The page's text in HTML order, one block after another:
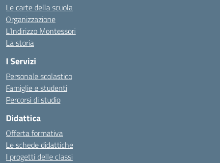
Le carte della scuola
Organizzazione
L’Indirizzo Montessori
La storia
I Servizi
Personale scolastico
Famiglie e studenti
Percorsi di studio
Didattica
Offerta formativa
Le schede didattiche
I progetti delle classi